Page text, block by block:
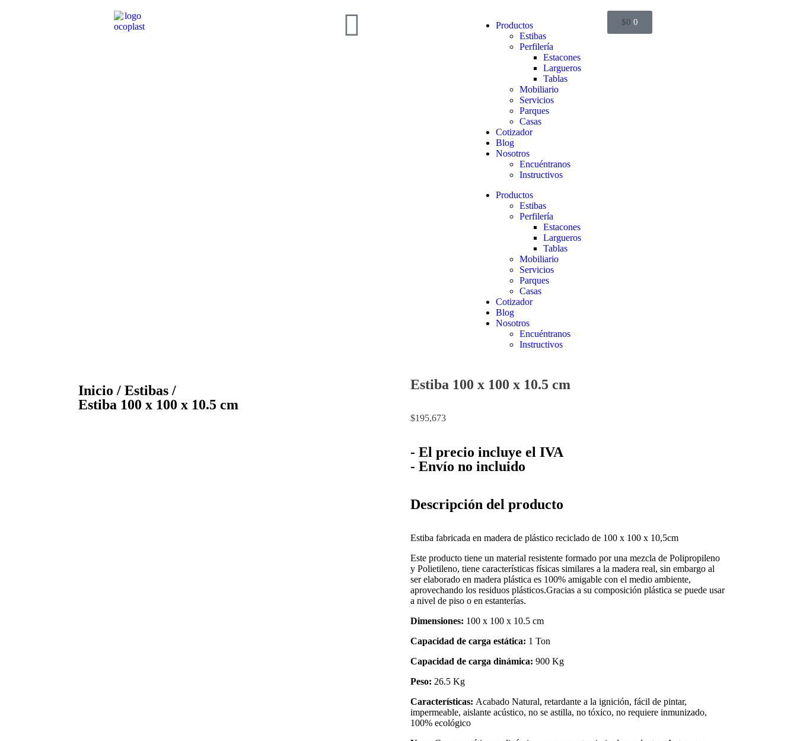
Productos
Estibas
Perfilería
Estacones
Largueros
Tablas
Mobiliario
Servicios
Parques
Casas
Cotizador
Blog
Nosotros
Encuéntranos
Instructivos
Productos
Estibas
Perfilería
Estacones
Largueros
Tablas
Mobiliario
Servicios
Parques
Casas
Cotizador
Blog
Nosotros
Encuéntranos
Instructivos
$0 0
Inicio / Estibas /
Estiba 100 x 100 x 10.5 cm
Estiba 100 x 100 x 10.5 cm
$195,673
- El precio incluye el IVA
- Envío no incluido
Descripción del producto
Estiba fabricada en madera de plástico reciclado de 100 x 100 x 10,5cm
Este producto tiene un material resistente formado por una mezcla de Polipropileno
y Polietileno, tiene características físicas similares a la madera real, sin embargo al
ser elaborado en madera plástica es 100% amigable con el medio ambiente,
aprovechando los residuos plásticos.Gracias a su composición plástica se puede usar
a nivel de piso o en estanterías.
Dimensiones: 100 x 100 x 10.5 cm
Capacidad de carga estática: 1 Ton
Capacidad de carga dinámica: 900 Kg
Peso: 26.5 Kg
Características: Acabado Natural, retardante a la ignición, fácil de pintar,
impermeable, aislante acústico, no se astilla, no tóxico, no requiere inmunizado,
100% ecológico